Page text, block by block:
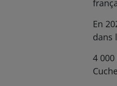
En
dans
4